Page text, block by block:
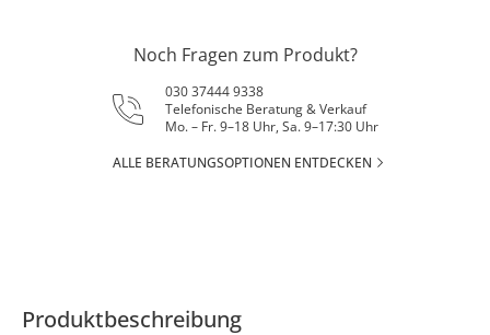
Noch Fragen zum Produkt?
030 37444 9338
Telefonische Beratung & Verkauf
Mo. – Fr. 9–18 Uhr, Sa. 9–17:30 Uhr
ALLE BERATUNGSOPTIONEN ENTDECKEN
Produktbeschreibung